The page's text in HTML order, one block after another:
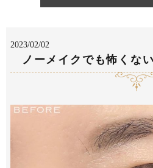
2023/02/02
ノーメイクでも怖くな